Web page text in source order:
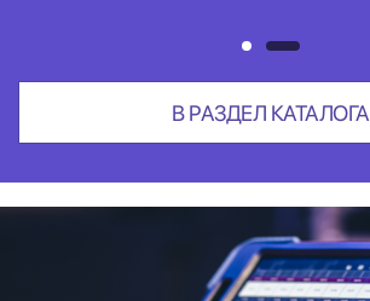
В РАЗДЕЛ КАТАЛОГА